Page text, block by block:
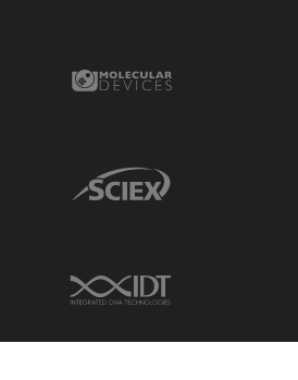
Molecular Devices Link
Sciex Link
IDT Link